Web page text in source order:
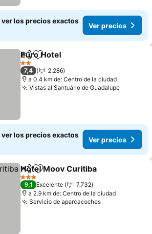
los precios exactos
Ver precios
CompartirAgregar a favoritos
Euro Hotel
2 Estrellas
7,4
2.286
a 0.4 km de: Centro de la ciudad
Vistas al Santuário de Guadalupe
los precios exactos
Ver precios
CompartirAgregar a favoritos
Hotel Moov Curitiba
3 Estrellas
9,1 Excelente
7.732
a 2.9 km de: Centro de la ciudad
Servicio de aparcacoches